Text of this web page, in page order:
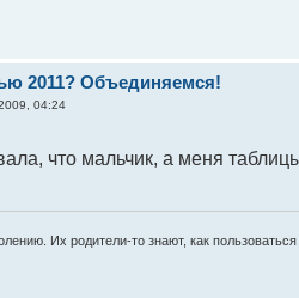
2011? Объединяемся!
04:24
что мальчик, а меня
Их родители-то знают, как